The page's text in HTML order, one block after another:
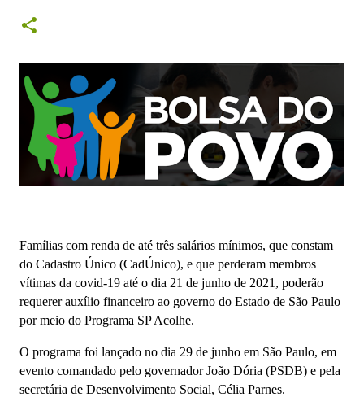
Famílias com renda de até três salários mínimos, que constam
do Cadastro Único (CadÚnico), e que perderam membros
vítimas da covid-19 até o dia 21 de junho de 2021, poderão
requerer auxílio financeiro ao governo do Estado de São Paulo
por meio do Programa SP Acolhe.
O programa foi lançado no dia 29 de junho em São Paulo, em
evento comandado pelo governador João Dória (PSDB) e pela
secretária de Desenvolvimento Social, Célia Parnes.